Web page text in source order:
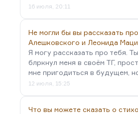
16 июля, 20:11
Не могли бы вы рассказать
Алешковского и Леонида
Я могу рассказать про тебя.
блркнул меня в своём ТГ,
мне пригодиться в будущем,
12 июля, 15:25
Что вы можете сказать о